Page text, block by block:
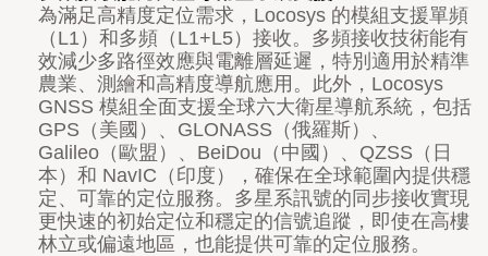
為滿足高精度定位需求， Locosys 的模組支援單頻
（ L1 ）和多頻（ L1+L5）接收。多頻接收技術能有
效減少多路徑效應與電離層延遲，特別適用於精準
農業、測繪和高精度導航應用。此外， Locosys
GNSS 模組全面支援全球六大衛星導航系統，包括
GPS （美國）、 GLONASS （俄羅斯）、
Galileo （歐盟）、 BeiDou （中國）、 QZSS （日
本）和 NavIC （印度），確保在全球範圍內提供穩
定、可靠的定位服務。多星系訊號的同步接收實現
更快速的初始定位和穩定的信號追蹤，即使在高樓
林立或偏遠地區，也能提供可靠的定位服務。